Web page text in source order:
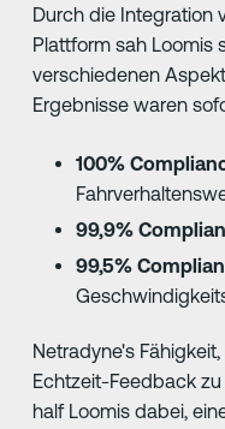
Durch die Integration
Plattform sah Loomis
verschiedenen
Ergebnisse waren
100%
99,9%
99,5%
Netradyne's
Echtzeit-Feedback
half Loomis dabei,